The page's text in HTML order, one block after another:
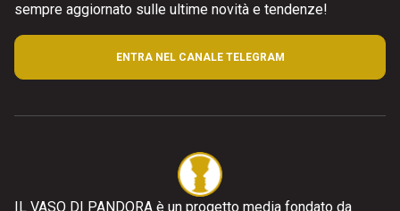
sempre aggiornato sulle ultime novità e tendenze!
ENTRA NEL CANALE TELEGRAM
IL VASO DI PANDORA è un progetto media fondato da